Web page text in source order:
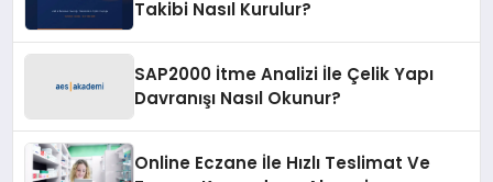
Takibi Nasıl Kurulur?
SAP2000 İtme Analizi İle Çelik Yapı
Davranışı Nasıl Okunur?
Online Eczane İle Hızlı Teslimat Ve